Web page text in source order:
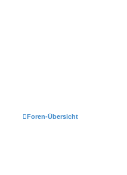
Foren-Übersicht